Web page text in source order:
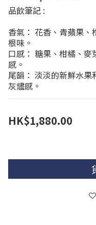
品飲筆記 :
香氣： 花香、青蘋果
根味。
口感： 糖果、柑橘、
感。
尾韻： 淡淡的新鮮水
灰燼感。
HK$1,880.00